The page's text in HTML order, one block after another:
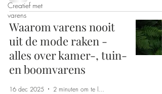
Creatief met
varens
Waarom varens nooit
uit de mode raken -
alles over kamer-, tuin-
en boomvarens
16 dec 2025 2 minuten om te lezen